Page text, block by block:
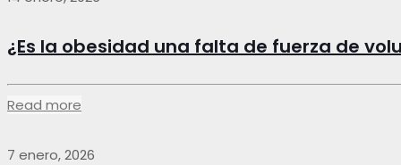
¿Es la obesidad una falta de fuerza de
Read more
7 enero, 2026